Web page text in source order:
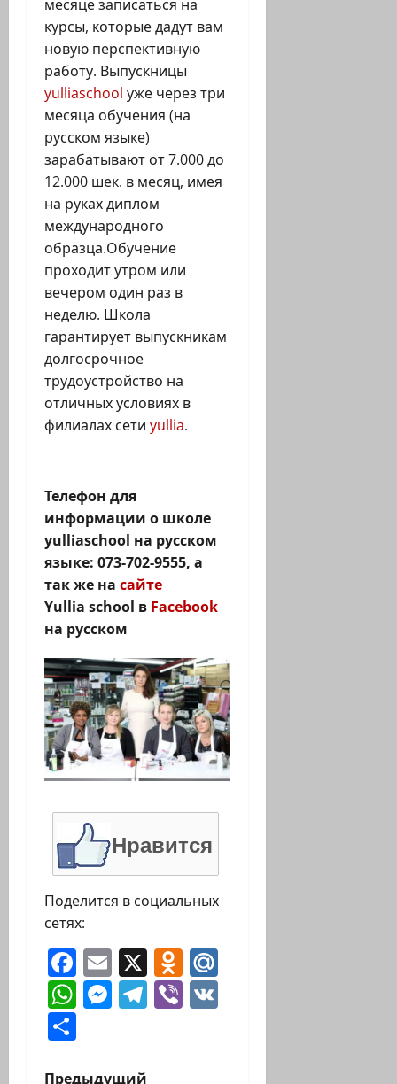
месяце записаться на
курсы, которые дадут вам
новую перспективную
работу. Выпускницы
yulliaschool уже через три
месяца обучения (на
русском языке)
зарабатывают от 7.000 до
12.000 шек. в месяц, имея
на руках диплом
международного
образца.Обучение
проходит утром или
вечером один раз в
неделю. Школа
гарантирует выпускникам
долгосрочное
трудоустройство на
отличных условиях в
филиалах сети yullia.
Телефон для
информации о школе
yulliaschool на русском
языке: 073-702-9555, а
так же на сайте
Yullia school в Facebook
на русском
Нравится
Поделится в социальных
сетях:
Facebook
Email
X Odnoklassniki
WhatsApp
Messenger
Telegram
Viber
Предыдущий